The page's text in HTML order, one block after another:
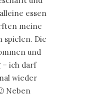
essen
meine
spielen. Die
und
– ich darf
wieder
Neben